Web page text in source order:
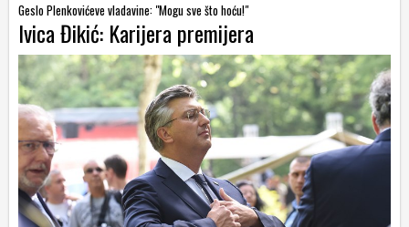
Geslo Plenkovićeve vladavine: "Mogu sve što hoću!"
Ivica Đikić: Karijera premijera